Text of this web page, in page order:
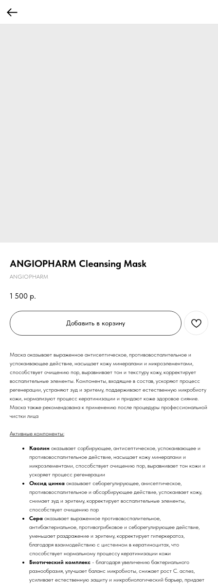
ANGIOPHARM Cleansing Mask
ANGIOPHARM
1 500 р.
Добавить в корзину
Маска оказывает выраженное антисептическое, противовоспалительное и
успокаивающее действие, насыщает кожу минералами и микроэлементами,
способствует очищению пор, выравнивает тон и текстуру кожу, корректирует
воспалительные элементы. Компоненты, входящие в состав, ускоряют процесс
регенерации, устраняют зуд и эритему, поддерживают естественную микробиоту
кожи, нормализуют процесс кератинизации и придают коже здоровое сияние.
Маска также рекомендована к применению после процедуры профессиональной
чистки лица
Активные компоненты:
Каолин оказывает сорбирующее, антисептическое, успокаивающее и
противовоспалительное действие, насыщает кожу минералами и
микроэлементами, способствует очищению пор, выравнивает тон кожи и
ускоряет процесс регенерации
Оксид цинка оказывает себорегулирующее, анисептическое,
противовоспалительное и абсорбирующее действие, успокаивает кожу,
снимает зуд и эритему, корректирует воспалительные элементы,
способствует очищению пор
Сера оказывает выраженное противовоспалительное,
антибактериальное, противогрибковое и себорегулирующее действие,
уменьшает раздражение и эритему, корректирует гиперкератоз,
благодаря взаимодействию с цистеином в кератиноцитах, что
способствует нормальному процессу кератинизации кожи
Биотический комплекс - благодаря увеличению бактериального
разнообразия, улучшает баланс микробиоты, снижает рост C. acnes,
усиливает естественную защиту и микробиологический барьер, придает